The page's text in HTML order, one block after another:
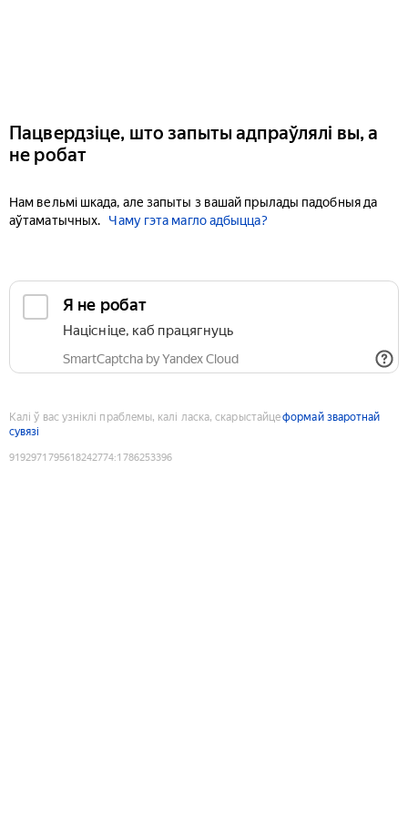
Пацвердзіце, што запыты адпраўлялі вы, а
не робат
Нам вельмі шкада, але запыты з вашай прылады падобныя да
аўтаматычных.
Чаму гэта магло адбыцца?
Я не робат
Націсніце, каб працягнуць
SmartCaptcha by Yandex Cloud
Калі ў вас узніклі праблемы, калі ласка, скарыстайцеформай зваротнай
сувязі
9192971795618242774:1786253396